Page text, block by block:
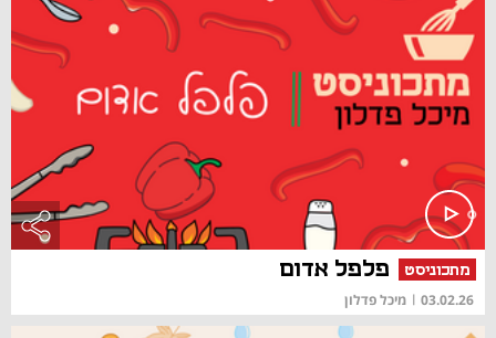
מתכוניסט פלפל אדום
03.02.26
| מיכל פדלון